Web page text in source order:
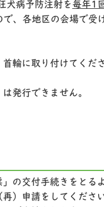
犬病予防注射を 毎年1
、各地区の会場で受
首輪に取り付けてくだ
発行できません。
の交付手続きをとる
）申請をしてくださ